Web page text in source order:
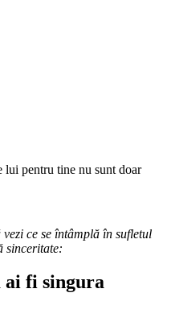
lui pentru tine nu sunt doar
ce se întâmplă în sufletul
sinceritate:
ai fi singura